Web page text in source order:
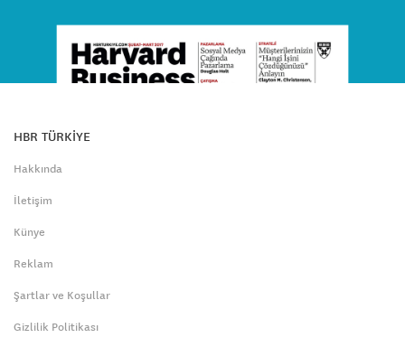
HBR TÜRKİYE
Hakkında
İletişim
Künye
Reklam
Şartlar ve Koşullar
Gizlilik Politikası